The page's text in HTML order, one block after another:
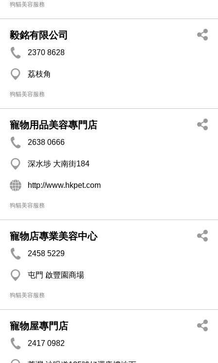
狗貓美容服務
毅銘有限公司
2370 8628
荔枝角
狗貓美容服務
寵物用品美容專門店
2638 0666
深水埗 大南街184
http://www.hkpet.com
狗貓美容服務
寵物店專業美容中心
2458 5229
屯門 啟豐園商場
狗貓美容服務
寵物屋專門店
2417 0982